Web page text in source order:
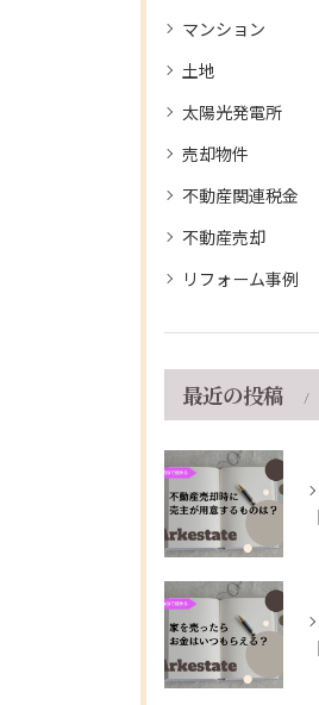
マンション
土地
太陽光発電所
売却物件
不動産関連税金
不動産売却
リフォーム事例
最近の投稿